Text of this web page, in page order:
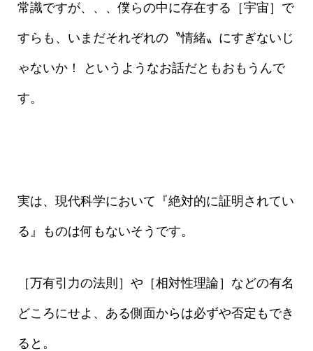
常識ですが、、、僕らの中に存在する［宇宙］で
すらも、いまだそれぞれの〝情緒〟にすぎないじ
ゃないか！ というようなお話だともおもうんで
す。
実は、現代科学において『絶対的に証明されてい
る』ものは何もないそうです。
［万有引力の法則］や［相対性理論］などの有名
どころにせよ、ある側面からは必ずや否定もでき
ると。